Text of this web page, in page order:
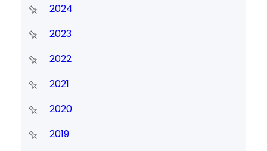
2024
2023
2022
2021
2020
2019